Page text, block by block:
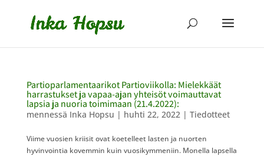
Partioparlamentaarikot Partioviikolla: Mielekkäät
harrastukset ja vapaa-ajan yhteisöt voimauttavat
lapsia ja nuoria toimimaan (21.4.2022):
mennessä Inka Hopsu | huhti 22, 2022| Tiedotteet
Viime vuosien kriisit ovat koetelleet lasten ja nuorten
hyvinvointia kovemmin kuin vuosikymmeniin. Monella lapsella